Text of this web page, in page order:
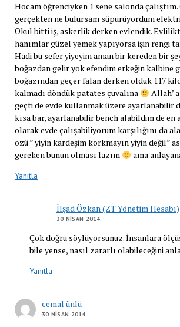
Hocam öğrenciyken 1 sene salonda çalıştım.
gerçekten ne bulursam süpürüyordum
Okul bitti iş, askerlik derken evlendik.
hanımlar güzel yemek yapıyorsa işin rengi
Hadi bu sefer yiyeyim aman bir kereden bir
boğazdan gelir yok efendim erkeğin kalbine
boğazından geçer falan derken olduk 117
kalmadı döndük patates çuvalına
Allah’
geçti de evde kullanmak üzere ayarlanabilir
kısa bar, ayarlanabilir bench alabildim de en
olarak evde çalışabiliyorum karşılığını da
özü ” yiyin kardeşim korkmayın yiyin değil”
gereken bunun olması lazım
ama
Yanıtla
İlşad Özkan (ZT Yönetim Hesabı)
30 NISAN 2014
Çok doğru söylüyorsunuz. İnsanlara
bile yense, nasıl zararlı olabileceğini
Yanıtla
cemal ünlü
30 NISAN 2014